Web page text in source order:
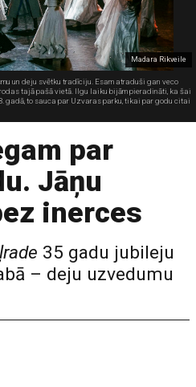
Madara Rikveile
un deju svētku tradīciju. Esam atraduši gan veco
tajā pašā vietā. Ilgu laiku bijām pieradināti, ka šai
gadā, to sauca par Uzvaras parku, tikai par godu citai
par
Jāņu
inerces
35 gadu jubileju
– deju uzvedumu